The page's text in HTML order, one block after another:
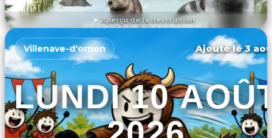
Aperçu de la description
DÉCOUVRIR L'ÉVÉNEMENT
Villenave-d'ornon Ajouté le 3
LUNDI 10